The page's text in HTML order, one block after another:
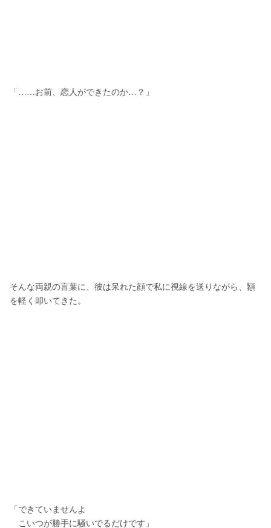
「……お前、恋人ができたのか…？」
そんな両親の言葉に、彼は呆れた顔で私に視線を送りながら、額
を軽く叩いてきた。
「できていませんよ
こいつが勝手に騒いでるだけです」